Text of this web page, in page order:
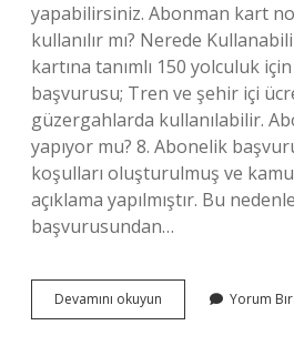
yapabilirsiniz. Abonman kart
kullanılır mı? Nerede
kartına tanımlı 150 yolculuk
başvurusu; Tren ve şehir içi
güzergahlarda kullanılabilir.
yapıyor mu? 8. Abonelik
koşulları oluşturulmuş ve
açıklama yapılmıştır. Bu
başvurusundan…
Devamını okuyun
Içinde
Yorum